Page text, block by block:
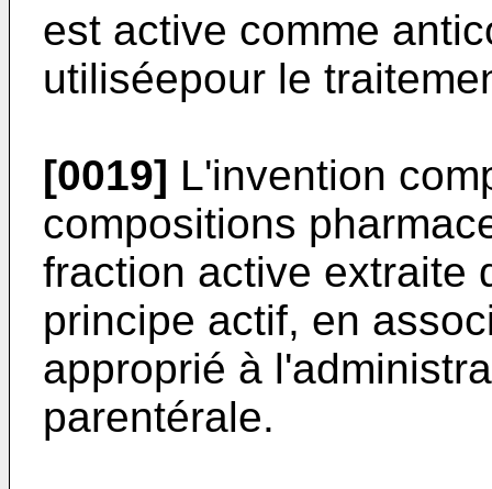
est active comme
utiliséepour le
[0019] L'invention
compositions
fraction active extraite
principe actif, en
approprié à
parentérale.